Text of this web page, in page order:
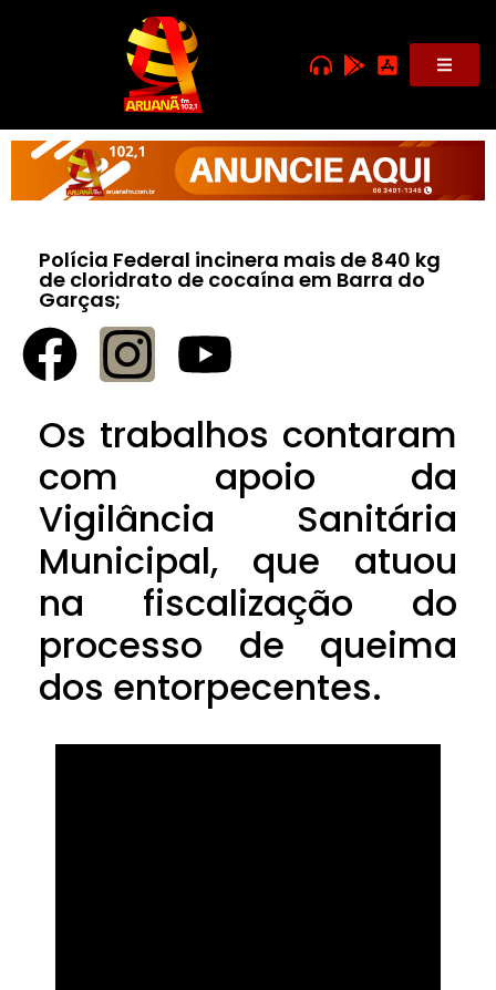
Polícia Federal incinera mais de 840 kg
de cloridrato de cocaína em Barra do
Garças;
Os trabalhos contaram
com apoio da
Vigilância Sanitária
Municipal, que atuou
na fiscalização do
processo de queima
dos entorpecentes.